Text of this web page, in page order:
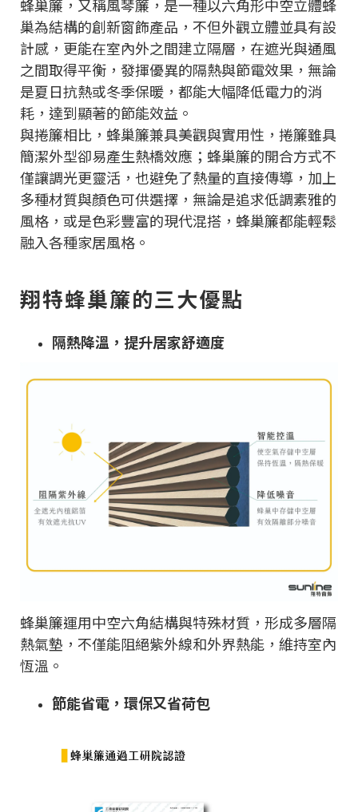
蜂巢簾，又稱風琴簾，是一種以六角形中空立體蜂
巢為結構的創新窗飾產品，不但外觀立體並具有設
計感，更能在室內外之間建立隔層，在遮光與通風
之間取得平衡，發揮優異的隔熱與節電效果，無論
是夏日抗熱或冬季保暖，都能大幅降低電力的消
耗，達到顯著的節能效益。
與捲簾相比，蜂巢簾兼具美觀與實用性，捲簾雖具
簡潔外型卻易產生熱橋效應；蜂巢簾的開合方式不
僅讓調光更靈活，也避免了熱量的直接傳導，加上
多種材質與顏色可供選擇，無論是追求低調素雅的
風格，或是色彩豐富的現代混搭，蜂巢簾都能輕鬆
融入各種家居風格。
翔特蜂巢簾的三大優點
隔熱降溫，提升居家舒適度
蜂巢簾運用中空六角結構與特殊材質，形成多層隔
熱氣墊，不僅能阻絕紫外線和外界熱能，維持室內
恆溫。
節能省電，環保又省荷包